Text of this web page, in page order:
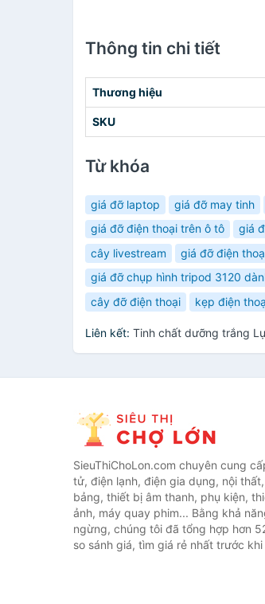
Thông tin chi tiết
Thương hiệu
SKU
Từ khóa
giá đỡ laptop giá đỡ may tinh
giá đỡ điện thoại trên ô tô
giá
cây livestream
giá đỡ điện
giá đỡ chụp hình tripod 3120
cây đỡ điện thoại
kẹp điện
Liên kết: Tinh chất dưỡng trắng
SieuThiChoLon.com chuyên cung
tử, điện lạnh, điện gia dụng, nội
bảng, thiết bị âm thanh, phụ kiện,
ảnh, máy quay phim... Bằng khả
ngừng, chúng tôi đã tổng hợp hơn
so sánh giá, tìm giá rẻ nhất trước khi